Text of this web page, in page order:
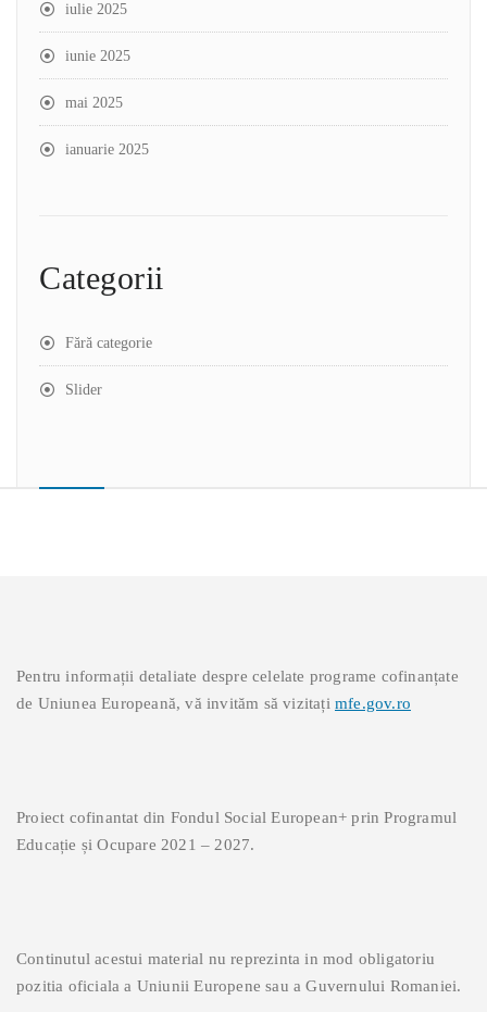
iulie 2025
iunie 2025
mai 2025
ianuarie 2025
Categorii
Fără categorie
Slider
Pentru informații detaliate despre celelate programe cofinanțate
de Uniunea Europeană, vă invităm să vizitați mfe.gov.ro
Proiect cofinantat din Fondul Social European+ prin Programul
Educație și Ocupare 2021 – 2027.
Continutul acestui material nu reprezinta in mod obligatoriu
pozitia oficiala a Uniunii Europene sau a Guvernului Romaniei.